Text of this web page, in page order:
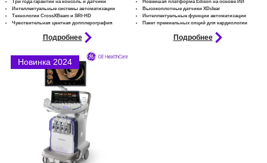
Три года гарантии на консоль и датчики
Интеллектуальные системы автоматизации
Технологии CrossXBeam и SRI-HD
Чувствительная цветная допплерография
Подробнее
Новейшая платформа Edison на основе ИИ
Высокоплотные датчики XDclear
Интеллектуальные функции автоматизации
Пакет премиальных опций для кардиологии
Подробнее
Новинка 2024